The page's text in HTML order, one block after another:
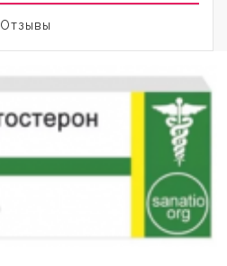
Отзывы